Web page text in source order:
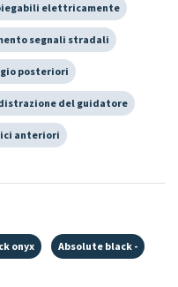
elettricamente
segnali stradali
posteriori
del guidatore
anteriori
onyx Absolute black -